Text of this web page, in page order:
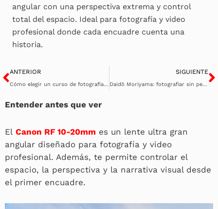
angular con una perspectiva extrema y control
total del espacio. Ideal para fotografía y video
profesional donde cada encuadre cuenta una
historia.
Ant
ANTERIOR
Cómo elegir un curso de fotografía (y no perder tiempo ni dinero).
SIGUIENTE
Daidō Moriyama: fotografiar sin permiso, mirar sin certezas
Entender antes que ver
El Canon RF 10-20mm es un lente ultra gran
angular diseñado para fotografía y video
profesional. Además, te permite controlar el
espacio, la perspectiva y la narrativa visual desde
el primer encuadre.